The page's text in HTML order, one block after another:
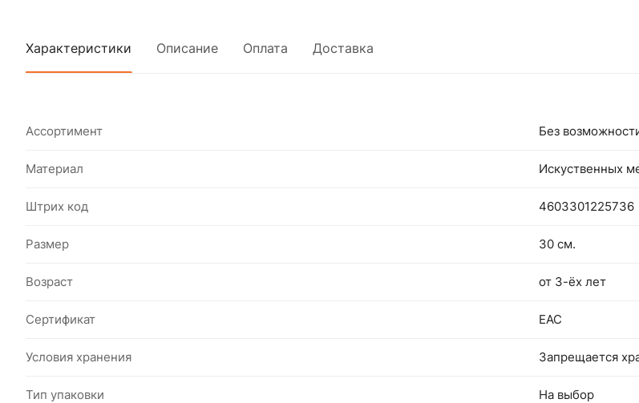
Характеристики Описание Оплата Доставка
Ассортимент Без
Материал Искуственных
Штрих код 4603301225736
Размер 30 см.
Возраст от 3-ёх лет
Сертификат EAC
Условия хранения Запрещается
Тип упаковки На выбор